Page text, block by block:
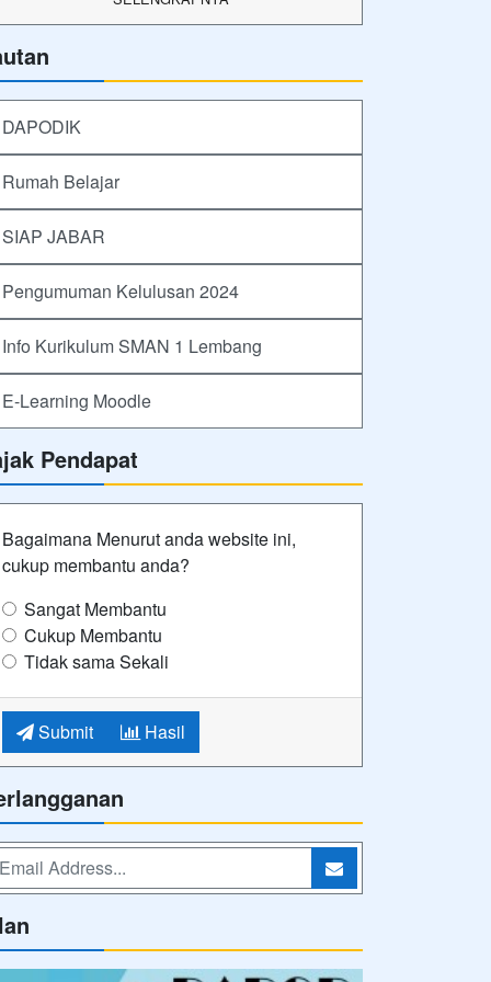
DAPODIK
Rumah Belajar
SIAP JABAR
Pengumuman Kelulusan 2024
Info Kurikulum SMAN 1 Lembang
E-Learning Moodle
Pendapat
Bagaimana Menurut anda website ini,
cukup membantu anda?
Sangat Membantu
Cukup Membantu
Tidak sama Sekali
Submit Hasil